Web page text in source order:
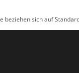
beziehen sich auf